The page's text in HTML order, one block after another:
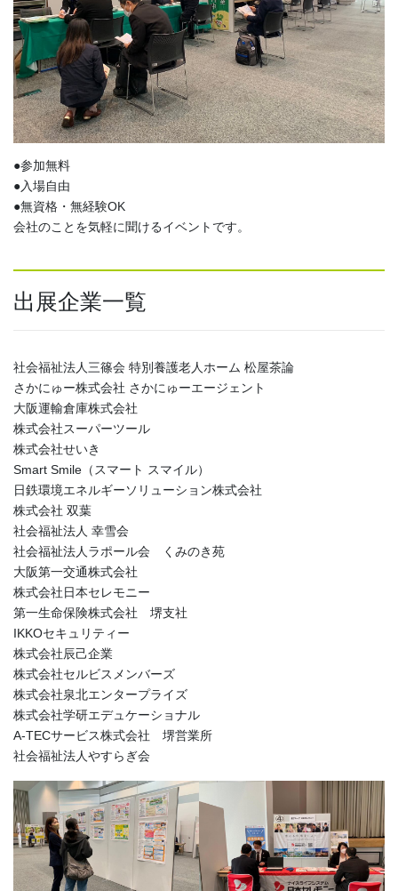
●参加無料
●入場自由
●無資格・無経験OK
会社のことを気軽に聞けるイベントです。
出展企業一覧
社会福祉法人三篠会 特別養護老人ホーム 松屋茶論
さかにゅー株式会社 さかにゅーエージェント
大阪運輸倉庫株式会社
株式会社スーパーツール
株式会社せいき
Smart Smile（スマート スマイル）
日鉄環境エネルギーソリューション株式会社
株式会社 双葉
社会福祉法人 幸雪会
社会福祉法人ラポール会 くみのき苑
大阪第一交通株式会社
株式会社日本セレモニー
第一生命保険株式会社 堺支社
IKKOセキュリティー
株式会社辰己企業
株式会社セルビスメンバーズ
株式会社泉北エンタープライズ
株式会社学研エデュケーショナル
A-TECサービス株式会社 堺営業所
社会福祉法人やすらぎ会